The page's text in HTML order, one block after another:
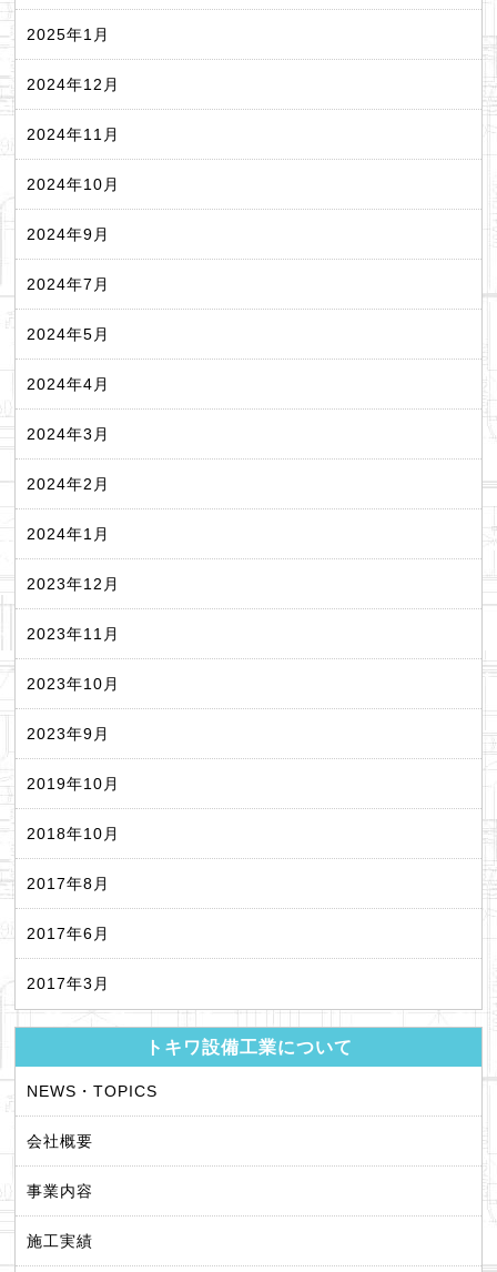
2025年1月
2024年12月
2024年11月
2024年10月
2024年9月
2024年7月
2024年5月
2024年4月
2024年3月
2024年2月
2024年1月
2023年12月
2023年11月
2023年10月
2023年9月
2019年10月
2018年10月
2017年8月
2017年6月
2017年3月
トキワ設備工業について
NEWS・TOPICS
会社概要
事業内容
施工実績